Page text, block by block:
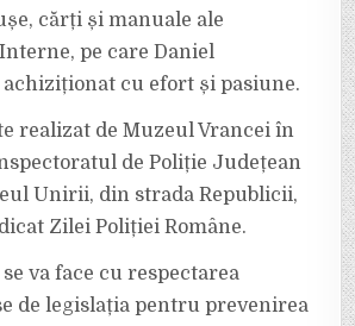
cărți și manuale ale
pe care Daniel
cu efort și pasiune.
realizat de Muzeul Vrancei în
de Poliție Județean
Unirii, din strada Republicii,
Zilei Poliției Române.
va face cu respectarea
de legislația pentru prevenirea